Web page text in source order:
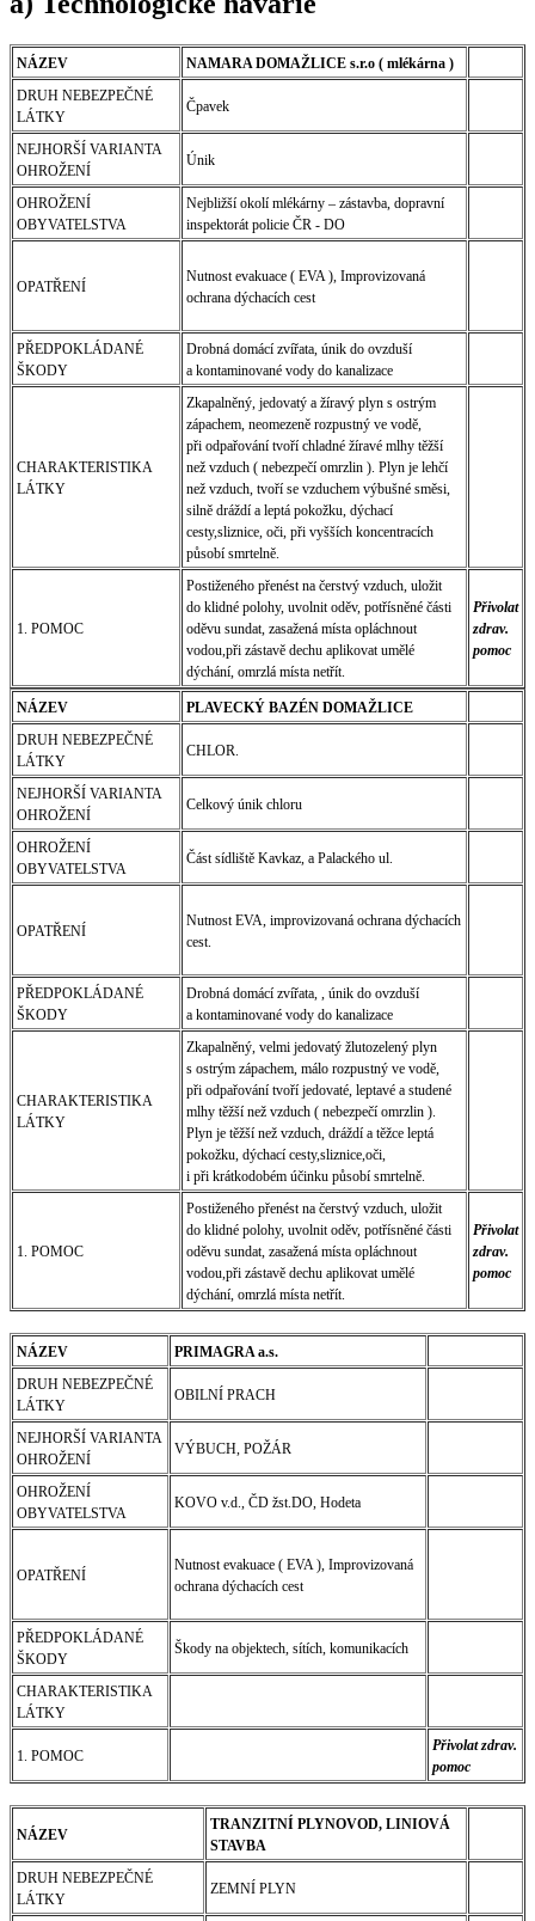
NÁZEV
NAMARA DOMAŽLICE s.r.o ( mlékárna )
DRUH NEBEZPEČNÉ
LÁTKY
Čpavek
NEJHORŠÍ VARIANTA
OHROŽENÍ
Únik
OHROŽENÍ
OBYVATELSTVA
Nejbližší okolí mlékárny – zástavba, dopravní
inspektorát policie ČR - DO
OPATŘENÍ
Nutnost evakuace ( EVA ), Improvizovaná
ochrana dýchacích cest
PŘEDPOKLÁDANÉ
ŠKODY
Drobná domácí zvířata, únik do ovzduší
a kontaminované vody do kanalizace
CHARAKTERISTIKA
LÁTKY
Zkapalněný, jedovatý a žíravý plyn s ostrým
zápachem, neomezeně rozpustný ve vodě,
při odpařování tvoří chladné žíravé mlhy těžší
než vzduch ( nebezpečí omrzlin ). Plyn je lehčí
než vzduch, tvoří se vzduchem výbušné směsi,
silně dráždí a leptá pokožku, dýchací
cesty,sliznice, oči, při vyšších koncentracích
působí smrtelně.
1. POMOC
Postiženého přenést na čerstvý vzduch, uložit
do klidné polohy, uvolnit oděv, potřísněné části
oděvu sundat, zasažená místa opláchnout
vodou,při zástavě dechu aplikovat umělé
dýchání, omrzlá místa netřít.
Přivolat
zdrav.
pomoc
NÁZEV
PLAVECKÝ BAZÉN DOMAŽLICE
DRUH NEBEZPEČNÉ
LÁTKY
CHLOR.
NEJHORŠÍ VARIANTA
OHROŽENÍ
Celkový únik chloru
OHROŽENÍ
OBYVATELSTVA
Část sídliště Kavkaz, a Palackého ul.
OPATŘENÍ
Nutnost EVA, improvizovaná ochrana dýchacích
cest.
PŘEDPOKLÁDANÉ
ŠKODY
Drobná domácí zvířata, , únik do ovzduší
a kontaminované vody do kanalizace
CHARAKTERISTIKA
LÁTKY
Zkapalněný, velmi jedovatý žlutozelený plyn
s ostrým zápachem, málo rozpustný ve vodě,
při odpařování tvoří jedovaté, leptavé a studené
mlhy těžší než vzduch ( nebezpečí omrzlin ).
Plyn je těžší než vzduch, dráždí a těžce leptá
pokožku, dýchací cesty,sliznice,oči,
i při krátkodobém účinku působí smrtelně.
1. POMOC
Postiženého přenést na čerstvý vzduch, uložit
do klidné polohy, uvolnit oděv, potřísněné části
oděvu sundat, zasažená místa opláchnout
vodou,při zástavě dechu aplikovat umělé
dýchání, omrzlá místa netřít.
Přivolat
zdrav.
pomoc
NÁZEV
PRIMAGRA a.s.
DRUH NEBEZPEČNÉ
LÁTKY
OBILNÍ PRACH
NEJHORŠÍ VARIANTA
OHROŽENÍ
VÝBUCH, POŽÁR
OHROŽENÍ
OBYVATELSTVA
KOVO v.d., ČD žst.DO, Hodeta
OPATŘENÍ
Nutnost evakuace ( EVA ), Improvizovaná
ochrana dýchacích cest
PŘEDPOKLÁDANÉ
ŠKODY
Škody na objektech, sítích, komunikacích
CHARAKTERISTIKA
LÁTKY
1. POMOC
Přivolat zdrav.
pomoc
NÁZEV
TRANZITNÍ PLYNOVOD, LINIOVÁ
STAVBA
DRUH NEBEZPEČNÉ
LÁTKY
ZEMNÍ PLYN